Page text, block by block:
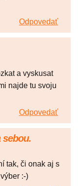
Odpovedať
a vyskusat
najde tu svoju
Odpovedať
sebou.
tak, či onak aj s
:-)